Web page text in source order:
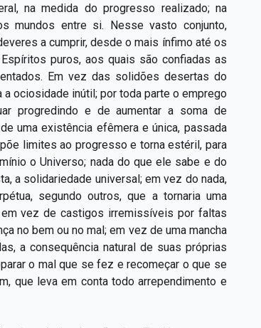
na medida do progresso realizado; na
mundos entre si. Nesse vasto conjunto,
a cumprir, desde o mais ínfimo até os
puros, aos quais são confiadas as
Em vez das solidões desertas do
ociosidade inútil; por toda parte o emprego
progredindo e de aumentar a soma de
uma existência efêmera e única, passada
limites ao progresso e torna estéril, para
o Universo; nada do que ele sabe e do
a solidariedade universal; em vez do nada,
segundo outros, que a tornaria uma
em vez de castigos irremissíveis por faltas
no bem ou no mal; em vez de uma mancha
a consequência natural de suas próprias
o mal que se fez e recomeçar o que se
que leva em conta todo arrependimento e